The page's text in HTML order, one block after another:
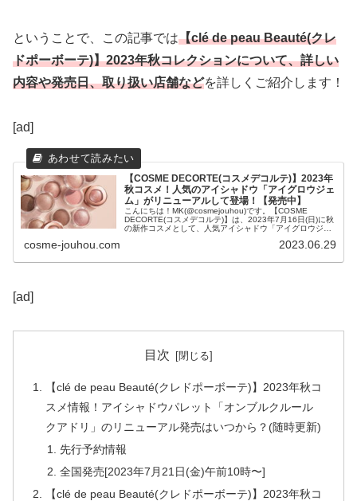
ということで、この記事では【clé de peau Beauté(クレ
ドポーボーテ)】2023年秋コレクションについて、詳しい
内容や発売日、取り扱い店舗などを詳しくご紹介します！
[ad]
【COSME DECORTE(コスメデコルテ)】2023年
秋コスメ！人気のアイシャドウ「アイグロウジェ
ム」がリニューアルして登場！【発売中】
こんにちは！MK(@cosmejouhou)です。【COSME
DECORTE(コスメデコルテ)】は、2023年7月16日(日)に秋
の新作コスメとして、人気アイシャドウ「アイグロウジェ
cosme-jouhou.com 2023.06.29
[ad]
目次
【clé de peau Beauté(クレドポーボーテ)】2023年秋コ
スメ情報！アイシャドウパレット「オンブルクルール
クアドリ」のリニューアル発売はいつから？(随時更新)
先行予約情報
全国発売[2023年7月21日(金)午前10時〜]
【clé de peau Beauté(クレドポーボーテ)】2023年秋コ